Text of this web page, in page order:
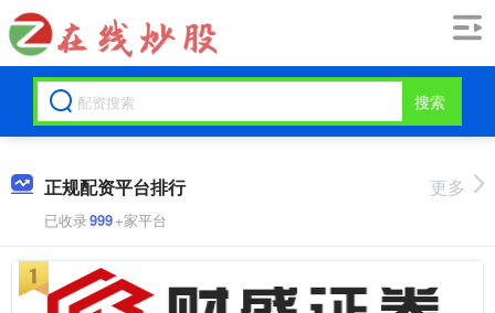
搜索
正规配资平台排行
已收录999+家平台
更多